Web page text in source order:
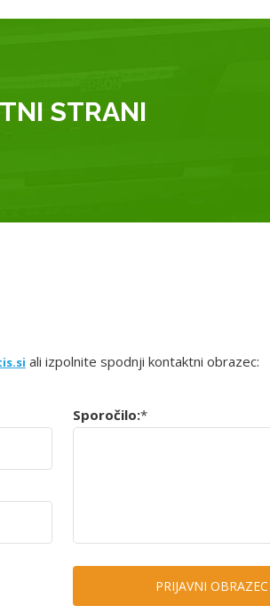
STRANI
ali izpolnite spodnji kontaktni obrazec:
Sporočilo:*
PRIJAVNI OBRAZEC